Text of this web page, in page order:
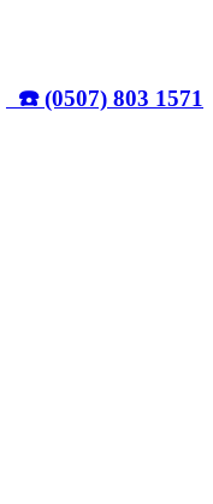
☎️ (0507) 803 1571